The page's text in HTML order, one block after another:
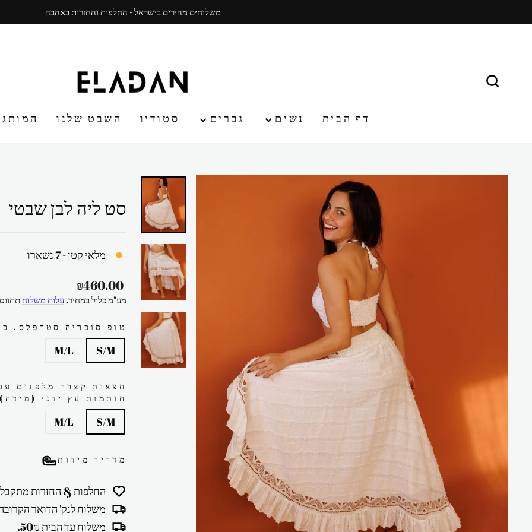
לתוכן
עצור
ניגון
משלוחים מהירים בישראל · החלפות והחזרות באהבה
דף הבית נשים גברים סטודיו השבט שלנו המותג
סט ליה לבן שבטי
מלאי קטן - 7 נשארו
מחיר
רגיל
₪460.00
מע"מ כלול במחיר.עלות משלוח
טופ סוכריה סטרפלס,
S/M
M/L
חצאית קצרה מלפנים
חותמות עץ ידני (מידה)
S/M
M/L
מדריך מידות
החלפות & החזרות
משלוח לנק' הדואר הקרובה
משלוח עד הבית 50₪.